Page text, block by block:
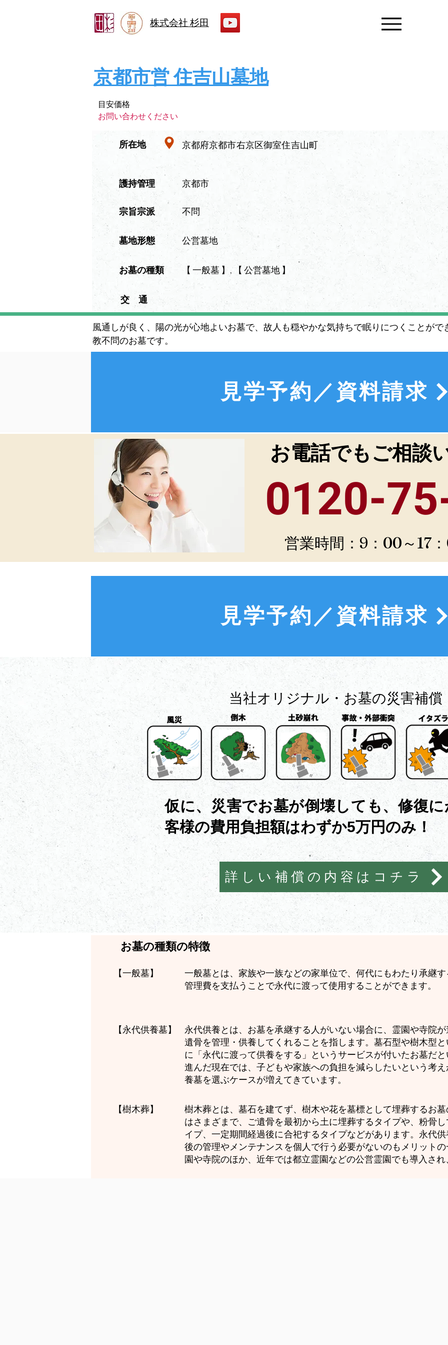
株式会社 杉田
京都市営 住吉山墓地
目安価格
お問い合わせください
​所在地 京都府京都市右京区御室住吉山町
​護持管理 京都市
​宗旨宗派 不問
墓地形態 公営墓地
​お墓の種類 【 一般墓 】, 【 公営墓地 】
交 通
風通しが良く、陽の光が心地よいお墓で、故人も穏やかな気持ちで眠りにつくことが
教不問のお墓です。
見学予約／資料請求
お電話でもご相談
0120-
営業時間：9：00～17
見学予約／資料請求
​当社オリジナル・お墓の災害補償
仮に、災害でお墓が倒壊しても、修復
客様の費用負担額はわずか5万円のみ！
詳しい補償の内容はコチラ
お墓の種類の特徴
一般墓とは、家族や一族などの家単位で、何代にもわたり承継
管理費を支払うことで永代に渡って使用することができます。
【一般墓】
永代供養とは、お墓を承継する人がいない場合に、霊園や寺院
遺骨を管理・供養してくれることを指します。墓石型や樹木型
に「永代に渡って供養をする」というサービスが付いたお墓だ
進んだ現在では、子どもや家族への負担を減らしたいという考
養墓を選ぶケースが増えてきています。
【永代供養墓】
樹木葬とは、墓石を建てず、樹木や花を墓標として埋葬するお
はさまざまで、ご遺骨を最初から土に埋葬するタイプや、粉骨
イプ、一定期間経過後に合祀するタイプなどがあります。永代
後の管理やメンテナンスを個人で行う必要がないのもメリット
園や寺院のほか、近年では都立霊園などの公営霊園でも導入さ
【樹木葬】